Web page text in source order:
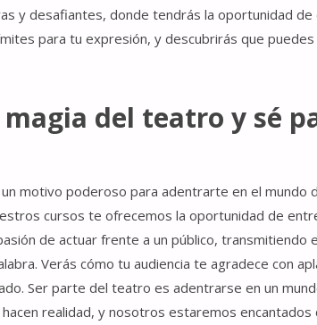
y desafiantes, donde tendrás la oportunidad
para tu expresión, y descubrirás que
magia del teatro y sé
motivo poderoso para adentrarte en el mundo
cursos te ofrecemos la oportunidad de
de actuar frente a un público, transmitiendo
Verás cómo tu audiencia te agradece con
Ser parte del teatro es adentrarse en un
realidad, y nosotros estaremos